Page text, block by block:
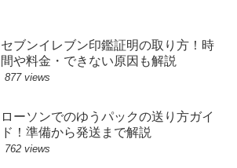
セブンイレブン印鑑証明の取り方！時
間や料金・できない原因も解説
877 views
ローソンでのゆうパックの送り方ガイ
ド！準備から発送まで解説
762 views